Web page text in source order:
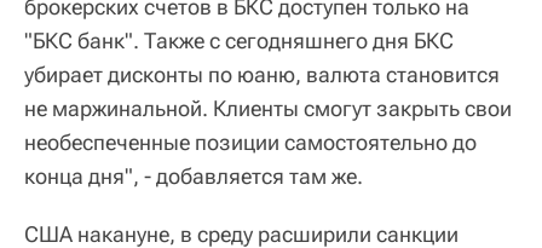
брокерских счетов в БКС доступен только на
"БКС банк". Также с сегодняшнего дня БКС
убирает дисконты по юаню, валюта становится
не маржинальной. Клиенты смогут закрыть свои
необеспеченные позиции самостоятельно до
конца дня", - добавляется там же.
США накануне, в среду расширили санкции